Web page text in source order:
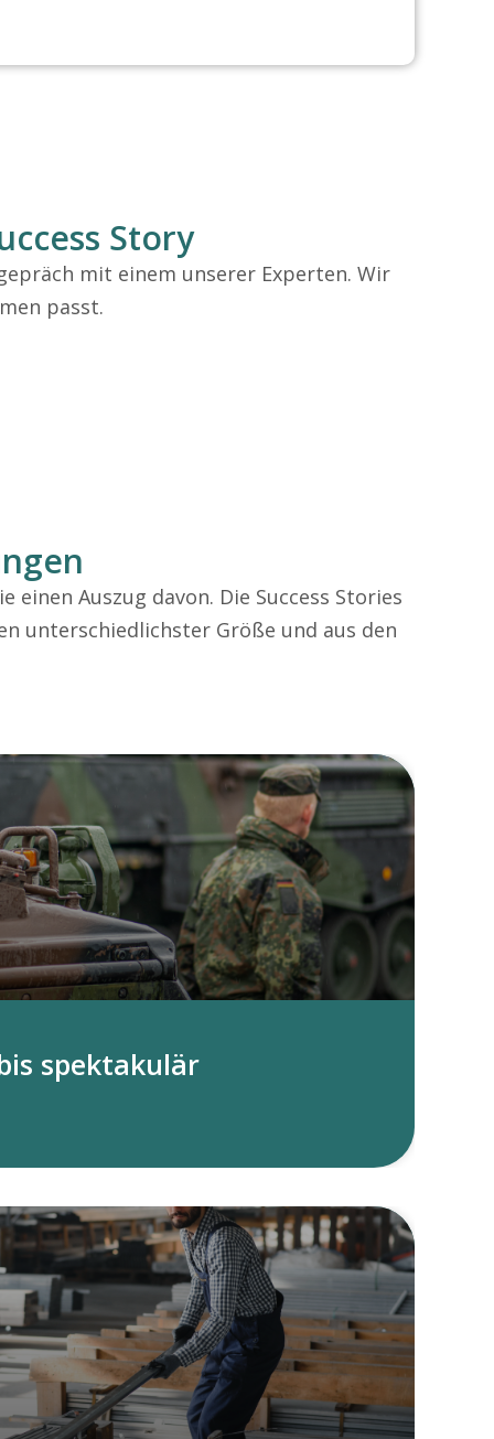
Story
mit einem unserer Experten. Wir
passt.
Auszug davon. Die Success Stories
unterschiedlichster Größe und aus den
spektakulär